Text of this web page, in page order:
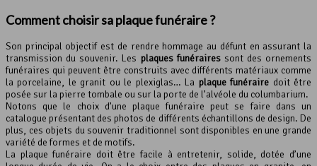
Comment choisir sa plaque funéraire ?
Son principal objectif est de rendre hommage au défunt en assurant la
transmission du souvenir. Les plaques funérairessont des ornements
funéraires qui peuvent être construits avec différents matériaux comme
la porcelaine, le granit ou le plexiglas… La plaque funéraire doit être
posée sur la pierre tombale ou sur la porte de l’alvéole du columbarium.
Notons que le choix d’une plaque funéraire peut se faire dans un
catalogue présentant des photos de différents échantillons de design. De
plus, ces objets du souvenir traditionnel sont disponibles en une grande
variété de formes et de motifs.
La plaque funéraire doit être facile à entretenir, solide, dotée d’une